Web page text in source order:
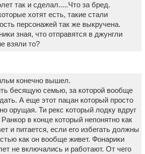
так и сделал.....Что за бред.
хотят есть, такие стали
персонажей так же выкручена.
зная, что отправятся в джунгли
взяли то?
конечно вышел.
бесящую семью, за которой вообще
А еще этот пацан который просто
орущая. Ти рекс который лодку вдруг
в конце который непонятно как
и питается, если его избегать должны
как он вообще живет. Фонарики
не включались и работают. От чего